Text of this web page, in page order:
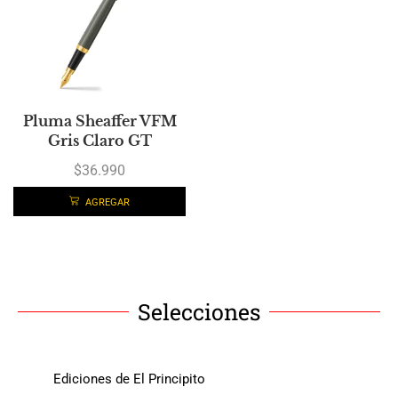
Pluma Sheaffer VFM
Gris Claro GT
$36.990
AGREGAR
Selecciones
Ediciones de El Principito